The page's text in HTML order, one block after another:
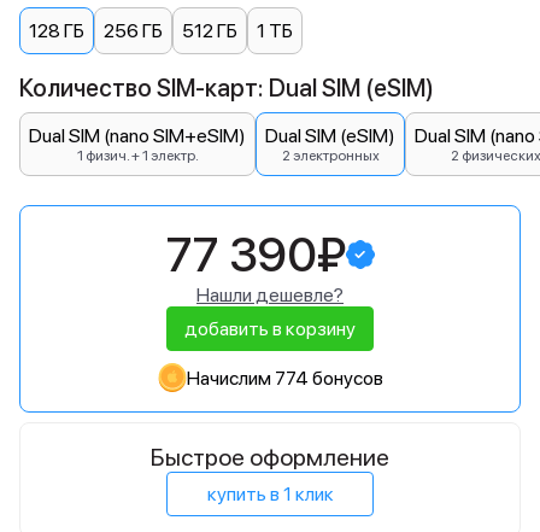
128 ГБ 256 ГБ 512 ГБ 1 ТБ
Количество SIM-карт: Dual SIM (eSIM)
Dual SIM (nano SIM+eSIM)
1 физич. + 1 электр.
Dual SIM (eSIM)
2 электронных
Dual SIM
2 физических
77 390₽
Нашли дешевле?
добавить в корзину
Начислим 774 бонусов
Быстрое оформление
купить в 1 клик